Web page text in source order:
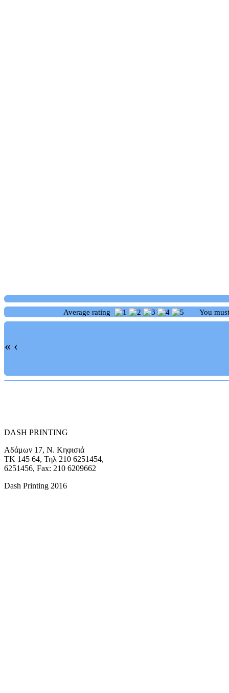
Average rating You
« ‹
DASH PRINTING
Αδάμων 17, Ν. Κηφισιά
ΤΚ 145 64, Τηλ 210 6251454,
6251456, Fax: 210 6209662
Dash Printing 2016